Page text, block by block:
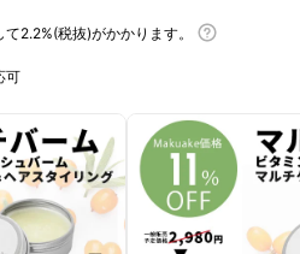
2.2%(税抜)がかかります。
可